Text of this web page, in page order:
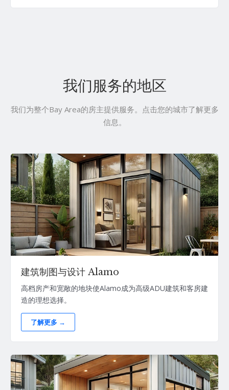
我们服务的地区
我们为整个Bay Area的房主提供服务。点击您的城市了解更多
信息。
建筑制图与设计 Alamo
高档房产和宽敞的地块使Alamo成为高级ADU建筑和客房建
造的理想选择。
了解更多 →